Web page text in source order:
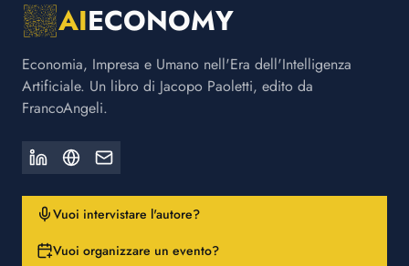
AIECONOMY
Economia, Impresa e Umano nell'Era dell'Intelligenza
Artificiale. Un libro di Jacopo Paoletti, edito da
FrancoAngeli.
Vuoi intervistare l'autore?
Vuoi organizzare un evento?